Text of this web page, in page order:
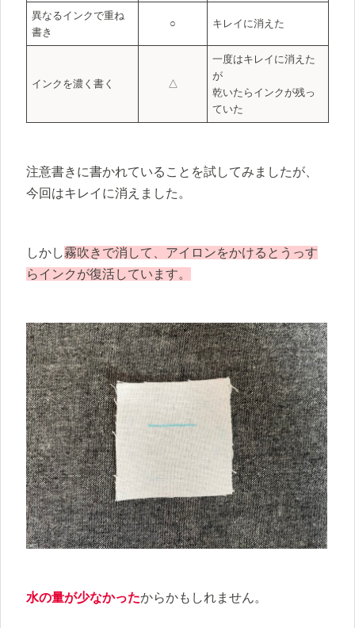
異なるインクで重ね
書き
○ キレイに消えた
インクを濃く書く △
一度はキレイに消えた
が
乾いたらインクが残っ
ていた
注意書きに書かれていることを試してみましたが、
今回はキレイに消えました。
しかし霧吹きで消して、アイロンをかけるとうっす
らインクが復活しています。
水の量が少なかったからかもしれません。